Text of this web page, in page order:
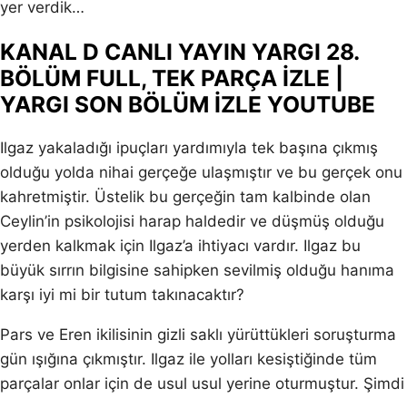
yer verdik…
KANAL D CANLI YAYIN YARGI 28.
BÖLÜM FULL, TEK PARÇA İZLE |
YARGI SON BÖLÜM İZLE YOUTUBE
Ilgaz yakaladığı ipuçları yardımıyla tek başına çıkmış
olduğu yolda nihai gerçeğe ulaşmıştır ve bu gerçek onu
kahretmiştir. Üstelik bu gerçeğin tam kalbinde olan
Ceylin’in psikolojisi harap haldedir ve düşmüş olduğu
yerden kalkmak için Ilgaz’a ihtiyacı vardır. Ilgaz bu
büyük sırrın bilgisine sahipken sevilmiş olduğu hanıma
karşı iyi mi bir tutum takınacaktır?
Pars ve Eren ikilisinin gizli saklı yürüttükleri soruşturma
gün ışığına çıkmıştır. Ilgaz ile yolları kesiştiğinde tüm
parçalar onlar için de usul usul yerine oturmuştur. Şimdi